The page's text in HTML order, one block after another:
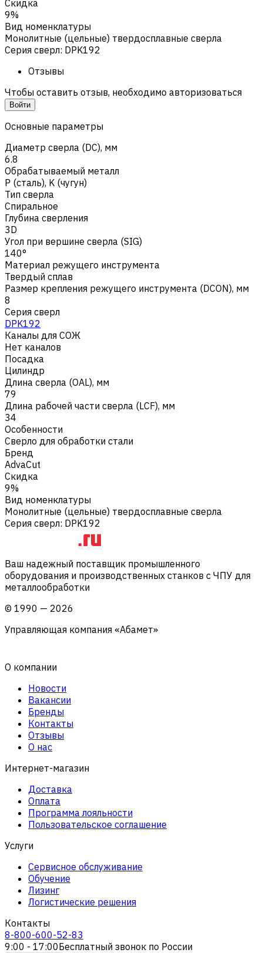
Скидка
9%
Вид номенклатуры
Монолитные (цельные) твердосплавные сверла
Серия сверл: DPK192
Отзывы
Чтобы оставить отзыв, необходимо авторизоваться
Войти
Основные параметры
Диаметр сверла (DC), мм
6.8
Обрабатываемый металл
Р (сталь), K (чугун)
Тип сверла
Спиральное
Глубина сверления
3D
Угол при вершине сверла (SIG)
140°
Материал режущего инструмента
Твердый сплав
Размер крепления режущего инструмента (DCON), мм
8
Серия сверл
DPK192
Каналы для СОЖ
Нет каналов
Посадка
Цилиндр
Длина сверла (OAL), мм
79
Длина рабочей части сверла (LCF), мм
34
Особенности
Сверло для обработки стали
Бренд
AdvaCut
Скидка
9%
Вид номенклатуры
Монолитные (цельные) твердосплавные сверла
Серия сверл: DPK192
Ваш надежный поставщик промышленного
оборудования и производственных станков с ЧПУ для
металлообработки
© 1990 — 2026
Управляющая компания «Абамет»
О компании
Новости
Вакансии
Бренды
Контакты
Отзывы
О нас
Интернет-магазин
Доставка
Оплата
Программа лояльности
Пользовательское соглашение
Услуги
Сервисное обслуживание
Обучение
Лизинг
Логистические решения
Контакты
8-800-600-52-83
9:00 - 17:00Бесплатный звонок по России